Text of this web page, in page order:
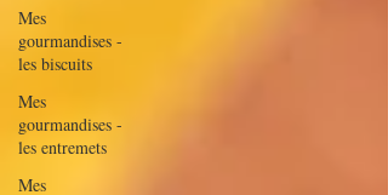
Mes
gourmandises -
les biscuits
Mes
gourmandises -
les entremets
Mes